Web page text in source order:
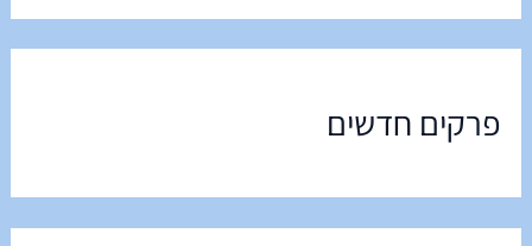
פרקים חדשים